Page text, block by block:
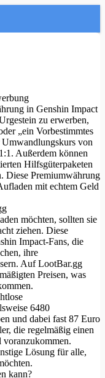
in Genshin Impact
zu erwerben,
„ein Vorbestimmtes
von
Außerdem können
Hilfsgüterpaketen
Diese Premiumwährung
mit echtem Geld
möchten, sollten sie
ziehen. Diese
Impact-Fans, die
ihre
Auf LootBar.gg
Preisen, was
6480
und dabei fast 87 Euro
die regelmäßig einen
voranzukommen.
Lösung für alle,
kann?